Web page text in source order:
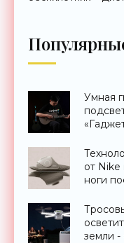
Умная
от Nike
ноги
земли -